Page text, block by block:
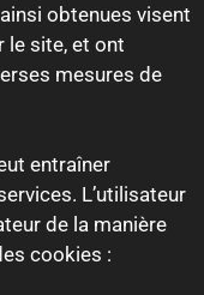
obtenues visent
le site, et ont
mesures de
entraîner
L’utilisateur
de la manière
cookies :